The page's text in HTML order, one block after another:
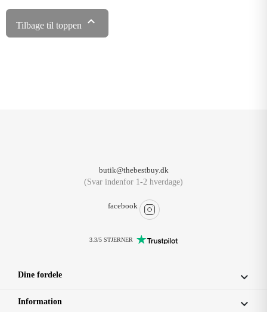
Tilbage til toppen 
butik@thebestbuy.dk
(Svar indenfor 1-2 hverdage)
facebook
3.3/5 STJERNER
Dine fordele 
Information 